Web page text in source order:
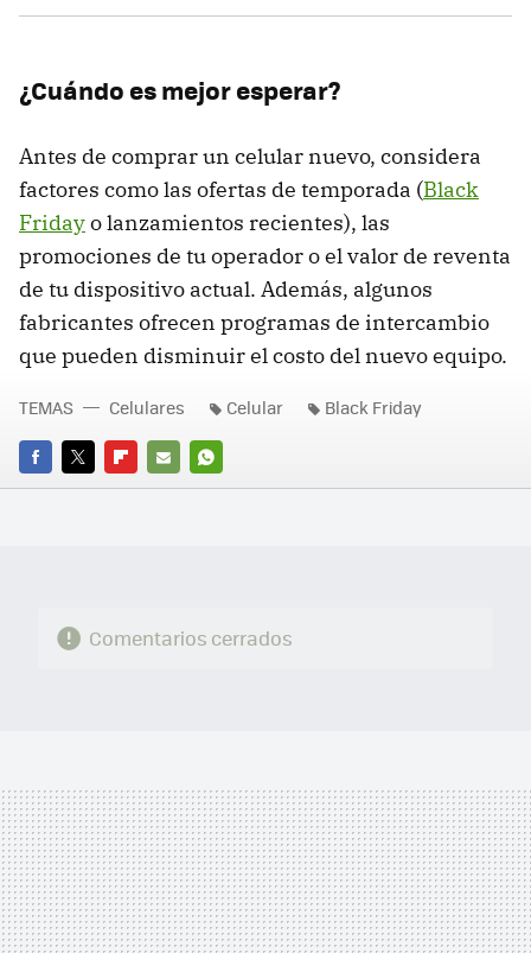
¿Cuándo es mejor esperar?
Antes de comprar un celular nuevo, considera
factores como las ofertas de temporada (Black
Fridayo lanzamientos recientes), las
promociones de tu operador o el valor de reventa
de tu dispositivo actual. Además, algunos
fabricantes ofrecen programas de intercambio
que pueden disminuir el costo del nuevo equipo.
FACEBOOK
TWITTERFLIPBOARD
E-
WHATSAPP
TEMAS Celulares Celular Black Friday
Comentarios cerrados